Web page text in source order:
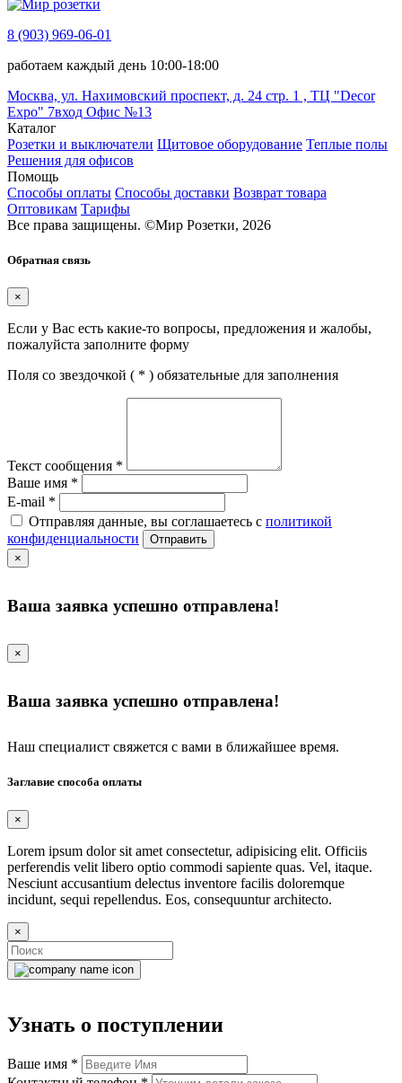
8 (903) 969-06-01
работаем каждый день 10:00-18:00
Москва, ул. Нахимовский проспект, д. 24 стр. 1 , ТЦ "Decor
Expo" 7вход Офис №13
Каталог
Розетки и выключатели Щитовое оборудование Теплые полы
Решения для офисов
Помощь
Способы оплаты Способы доставки Возврат товара
Оптовикам Тарифы
Все права защищены. ©Мир Розетки, 2026
Обратная связь
×
Если у Вас есть какие-то вопросы, предложения и жалобы,
пожалуйста заполните форму
Поля со звездочкой ( * ) обязательные для заполнения
Текст сообщения *
Ваше имя *
E-mail *
Отправляя данные, вы соглашаетесь с политикой
конфиденциальности
Отправить
×
Ваша заявка успешно отправлена!
×
Ваша заявка успешно отправлена!
Наш специалист свяжется с вами в ближайшее время.
Заглавие способа оплаты
×
Lorem ipsum dolor sit amet consectetur, adipisicing elit. Officiis
perferendis velit libero optio commodi sapiente quas. Vel, itaque.
Nesciunt accusantium delectus inventore facilis doloremque
incidunt, sequi repellendus. Eos, consequuntur architecto.
×
Узнать о поступлении
Ваше имя *